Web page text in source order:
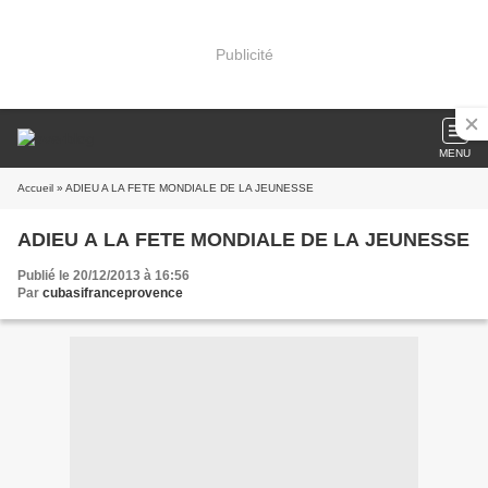
Publicité
MENU
Accueil » ADIEU A LA FETE MONDIALE DE LA JEUNESSE
ADIEU A LA FETE MONDIALE DE LA JEUNESSE
Publié le 20/12/2013 à 16:56
Par cubasifranceprovence